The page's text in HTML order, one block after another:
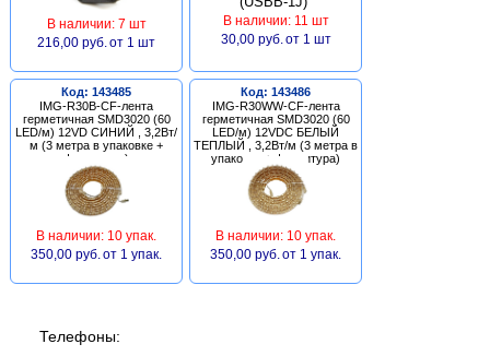
В наличии: 7 шт
216,00 руб. от 1 шт
В наличии: 11 шт
30,00 руб. от 1 шт
Код: 143485
IMG-R30B-CF-лента
герметичная SMD3020 (60
LED/м) 12VD СИНИЙ , 3,2Вт/
м (3 метра в упаковке +
фурнитура)
В наличии: 10 упак.
350,00 руб. от 1 упак.
Код: 143486
IMG-R30WW-CF-лента
герметичная SMD3020 (60
LED/м) 12VDC БЕЛЫЙ
ТЕПЛЫЙ , 3,2Вт/м (3 метра в
упаковке + фурнитура)
В наличии: 10 упак.
350,00 руб. от 1 упак.
Телефоны: